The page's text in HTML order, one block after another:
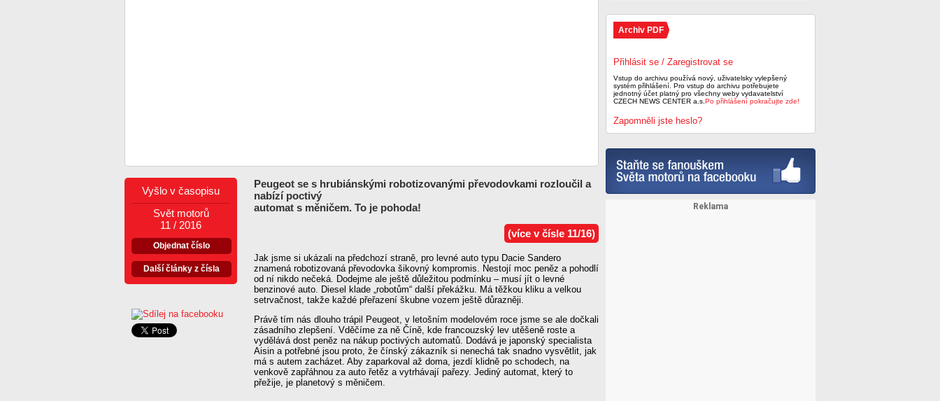
Peugeot se s hrubiánskými robotizovanými převodovkami rozloučil a
nabízí poctivý
automat s měničem. To je pohoda!
(více v čísle 11/16)
Jak jsme si ukázali na předchozí straně, pro levné auto typu Dacie Sandero
znamená robotizovaná převodovka šikovný kompromis. Nestojí moc peněz a pohodlí
od ní nikdo nečeká. Dodejme ale ještě důležitou podmínku – musí jít o levné
benzinové auto. Diesel klade „robotům“ další překážku. Má těžkou kliku a velkou
setrvačnost, takže každé přeřazení škubne vozem ještě důrazněji.
Právě tím nás dlouho trápil Peugeot, v letošním modelovém roce jsme se ale dočkali
zásadního zlepšení. Vděčíme za ně Číně, kde francouzský lev utěšeně roste a
vydělává dost peněz na nákup poctivých automatů. Dodává je japonský specialista
Aisin a potřebné jsou proto, že čínský zákazník si nenechá tak snadno vysvětlit, jak
má s autem zacházet. Aby zaparkoval až doma, jezdí klidně po schodech, na
venkově zapřáhnou za auto řetěz a vytrhávají pařezy. Jediný automat, který to
přežije, je planetový s měničem.
Vyšlo v časopisu
Svět motorů
11 / 2016
Objednat číslo
Další články z čísla
Archiv PDF
Přihlásit se / Zaregistrovat se
Vstup do archivu používá nový, uživatelsky vylepšený
systém přihlášení. Pro vstup do archivu potřebujete
jednotný účet platný pro všechny weby vydavatelství
CZECH NEWS CENTER a.s. Po přihlášení pokračujte zde!
Zapomněli jste heslo?